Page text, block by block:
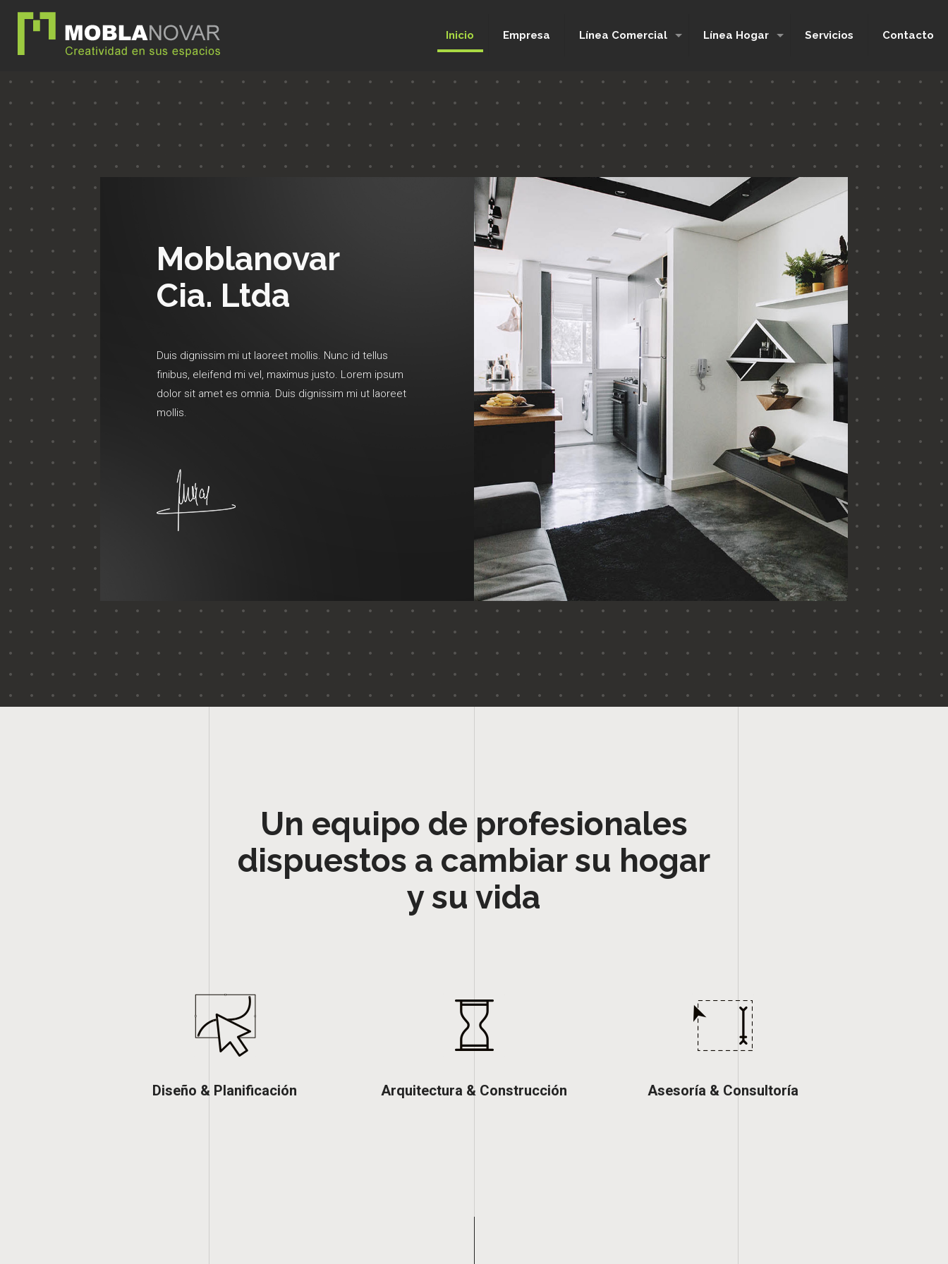
Inicio Empresa Línea Comercial Línea Hogar Servicios Contacto
Moblanovar
Cia. Ltda
Duis dignissim mi ut laoreet mollis. Nunc id tellus
finibus, eleifend mi vel, maximus justo. Lorem ipsum
dolor sit amet es omnia. Duis dignissim mi ut laoreet
mollis.
Un equipo de profesionales
dispuestos a cambiar su hogar
y su vida
Diseño & Planificación Arquitectura & Construcción Asesoría & Consultoría